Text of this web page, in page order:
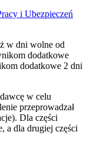
i Ubezpieczeń
w dni wolne od
dodatkowe
dodatkowe 2 dni
w celu
przeprowadzał
Dla części
a dla drugiej części